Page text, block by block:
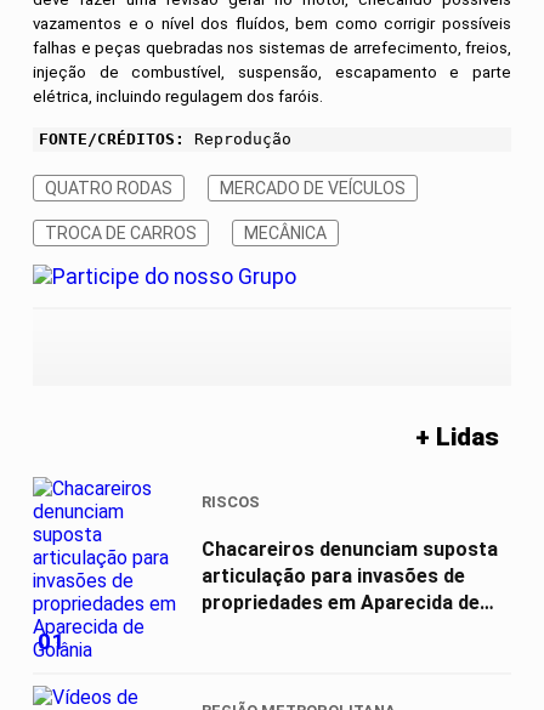
vazamentos e o nível dos fluídos, bem como corrigir possíveis
falhas e peças quebradas nos sistemas de arrefecimento, freios,
injeção de combustível, suspensão, escapamento e parte
elétrica, incluindo regulagem dos faróis.
FONTE/CRÉDITOS: Reprodução
QUATRO RODAS MERCADO DE VEÍCULOS
TROCA DE CARROS MECÂNICA
+ Lidas
01
RISCOS
Chacareiros denunciam suposta
articulação para invasões de
propriedades em Aparecida de